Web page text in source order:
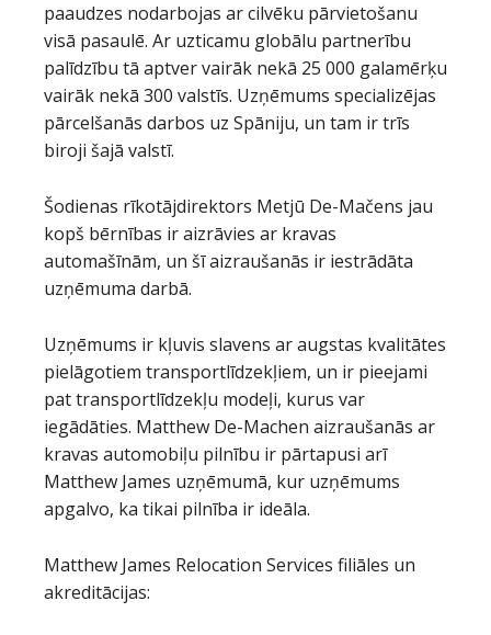
paaudzes nodarbojas ar cilvēku pārvietošanu
visā pasaulē. Ar uzticamu globālu partnerību
palīdzību tā aptver vairāk nekā 25 000 galamērķu
vairāk nekā 300 valstīs. Uzņēmums specializējas
pārcelšanās darbos uz Spāniju, un tam ir trīs
biroji šajā valstī.
Šodienas rīkotājdirektors Metjū De-Mačens jau
kopš bērnības ir aizrāvies ar kravas
automašīnām, un šī aizraušanās ir iestrādāta
uzņēmuma darbā.
Uzņēmums ir kļuvis slavens ar augstas kvalitātes
pielāgotiem transportlīdzekļiem, un ir pieejami
pat transportlīdzekļu modeļi, kurus var
iegādāties. Matthew De-Machen aizraušanās ar
kravas automobiļu pilnību ir pārtapusi arī
Matthew James uzņēmumā, kur uzņēmums
apgalvo, ka tikai pilnība ir ideāla.
Matthew James Relocation Services filiāles un
akreditācijas: